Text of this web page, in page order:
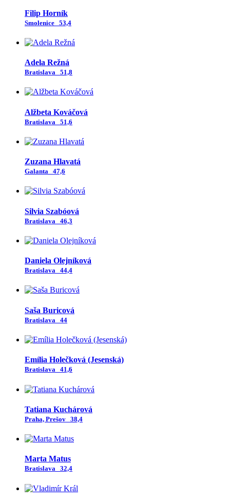
Filip Horník
Smolenice 53,4
Adela Režná
Bratislava 51,8
Alžbeta Kováčová
Bratislava 51,6
Zuzana Hlavatá
Galanta 47,6
Silvia Szabóová
Bratislava 46,3
Daniela Olejníková
Bratislava 44,4
Saša Buricová
Bratislava 44
Emília Holečková (Jesenská)
Bratislava 41,6
Tatiana Kuchárová
Praha, Prešov 38,4
Marta Matus
Bratislava 32,4